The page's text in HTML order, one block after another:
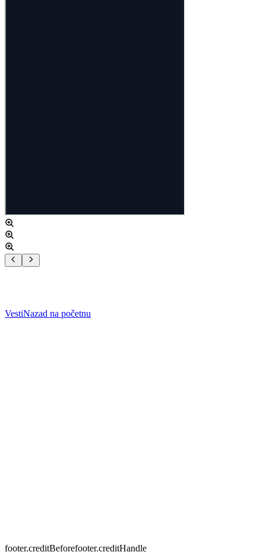
VestiNazad na početnu
footer.creditBeforefooter.creditHandle